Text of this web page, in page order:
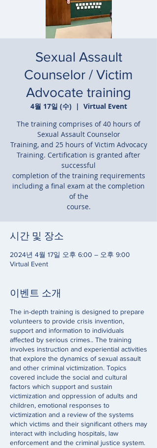
Sexual Assault
Counselor / Victim
Advocate training
4월 17일 (수)
  |
Virtual Event
The training comprises of 40 hours of
Sexual Assault Counselor
Training, and 25 hours of Victim Advocacy
Training. Certification is granted after
successful
completion of the training requirements
including a final exam at the completion
of the
course.
시간 및 장소
2024년 4월 17일 오후 6:00 – 오후 9:00
Virtual Event
이벤트 소개
The in-depth training is designed to prepare
volunteers to provide crisis invention,
support and information to individuals
affected by serious crimes.. The training
involves instruction and experiential activities
that explore the dynamics of sexual assault
and other criminal victimization. Topics
covered include the social and cultural
factors which support and sustain
victimization and oppression of adults and
children, emotional responses to
victimization and a review of the systems
which victims and their significant others may
interact with including hospitals, law
enforcement and the criminal justice system.